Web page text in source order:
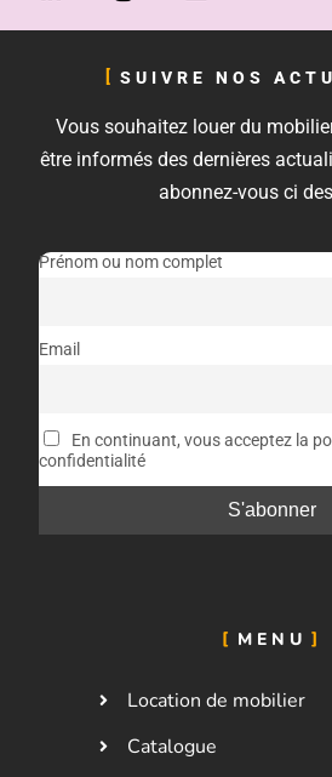
SUIVRE NOS
Vous souhaitez louer du
être informés des dernières
abonnez-vous ci
Prénom ou nom complet
Email
En continuant, vous acceptez la
confidentialité
MENU
Location de mobilier
Catalogue